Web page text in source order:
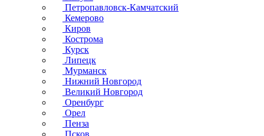
Петропавловск-Камчатский
Кемерово
Киров
Кострома
Курск
Липецк
Мурманск
Нижний Новгород
Великий Новгород
Оренбург
Орел
Пенза
Псков